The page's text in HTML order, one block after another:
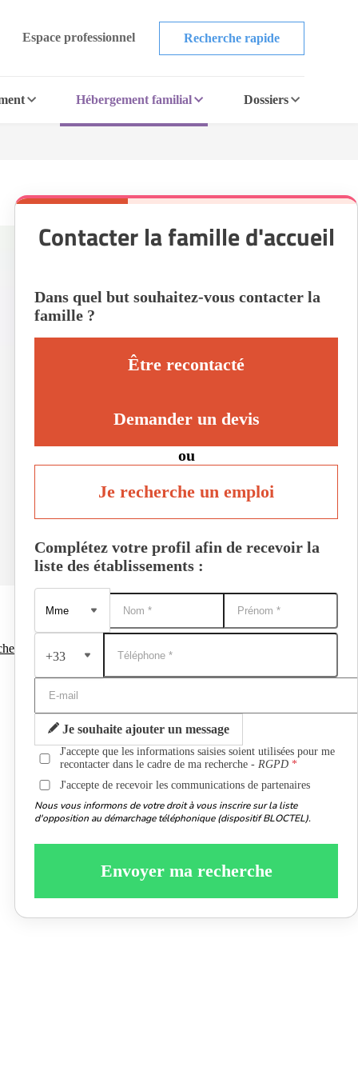
Espace professionnel Recherche rapide
Hébergement familial Dossiers
Contacter la famille d'accueil
Dans quel but souhaitez-vous contacter la
famille ?
Être recontacté
Demander un devis
ou
Je recherche un emploi
Complétez votre profil afin de recevoir la
liste des établissements :
+33
Je souhaite ajouter un message
J'accepte que les informations saisies soient utilisées pour me
recontacter dans le cadre de ma recherche -RGPD
J'accepte de recevoir les communications de partenaires
Nous vous informons de votre droit à vous inscrire sur la liste
d'opposition au démarchage téléphonique (dispositif BLOCTEL).
Envoyer ma recherche